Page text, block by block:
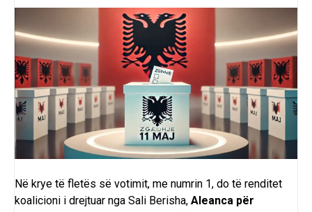
Në krye të fletës së votimit, me numrin 1, do të renditet
koalicioni i drejtuar nga Sali Berisha, Aleanca për